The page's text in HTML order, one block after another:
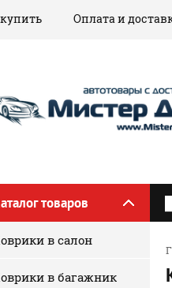
Оплата и
товаров
в салон
в багажник